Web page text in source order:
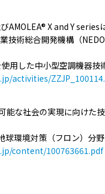
AMOLEA® X and Y series
技術総合開発機構（
用した中小型空調機器技
activities/
能な社会の実現に向けた
球環境対策（フロン）分
content/100763661.pdf